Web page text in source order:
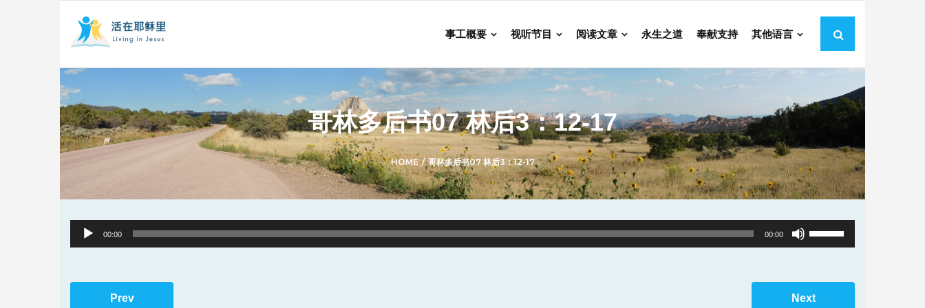
事工概要 视听节目 阅读文章 永生之道 奉献支持 其他语言
哥林多后书07 林后3：12-17
HOME /哥林多后书07 林后3：12-17
Audio
Player
00:00 00:00
Use
Up/Down
to
Prev Next